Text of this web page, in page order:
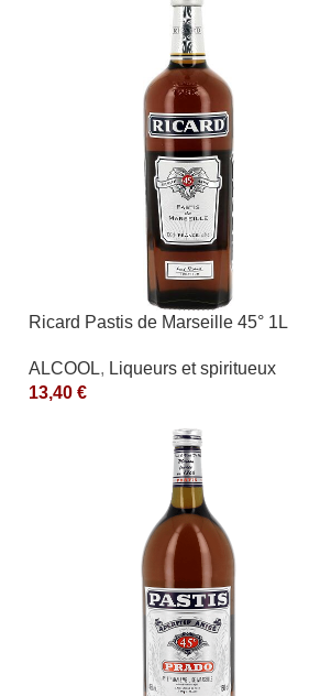
Ricard Pastis de Marseille 45° 1L
ALCOOL, Liqueurs et spiritueux
13,40 €